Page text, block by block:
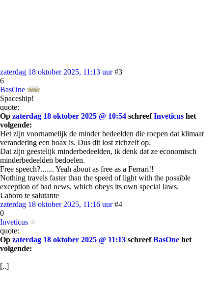
zaterdag 18 oktober 2025, 11:13 uur #3
6
BasOne
Spaceship!
quote:
Op zaterdag 18 oktober 2025 @ 10:54 schreefInveticus het
volgende:
Het zijn voornamelijk de minder bedeelden die roepen dat klimaat
verandering een hoax is. Dus dit lost zichzelf op.
Dat zijn geestelijk minderbedeelden, ik denk dat ze economisch
minderbedeelden bedoelen.
Free speech?....... Yeah about as free as a Ferrari!!
Nothing travels faster than the speed of light with the possible
exception of bad news, which obeys its own special laws.
Laboro te salutante
zaterdag 18 oktober 2025, 11:16 uur #4
0
Inveticus
quote:
Op zaterdag 18 oktober 2025 @ 11:13 schreefBasOne het
volgende:
[..]